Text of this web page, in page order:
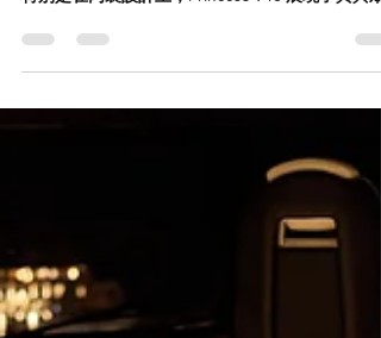
在眾多豪華遊艇品牌中，英國公主遊艇（Princess
同的奢華風格和獨特魅力。本文將深入探討